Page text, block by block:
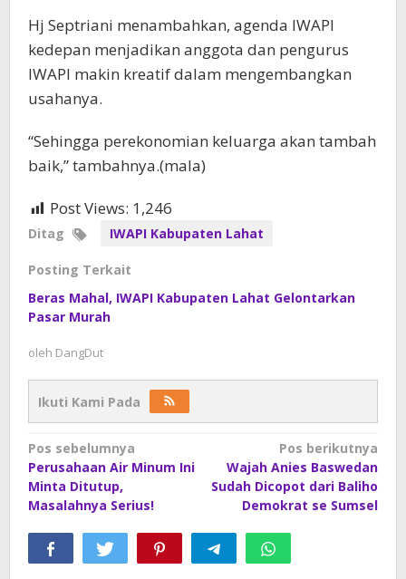
Hj Septriani menambahkan, agenda IWAPI
kedepan menjadikan anggota dan pengurus
IWAPI makin kreatif dalam mengembangkan
usahanya.
“Sehingga perekonomian keluarga akan tambah
baik,” tambahnya.(mala)
Post Views: 1,246
Ditag IWAPI Kabupaten Lahat
Posting Terkait
Beras Mahal, IWAPI Kabupaten Lahat Gelontarkan
Pasar Murah
oleh DangDut
Ikuti Kami Pada
Navigasi
pos
Pos sebelumnya
Perusahaan Air Minum Ini
Minta Ditutup,
Masalahnya Serius!
Pos berikutnya
Wajah Anies Baswedan
Sudah Dicopot dari Baliho
Demokrat se Sumsel